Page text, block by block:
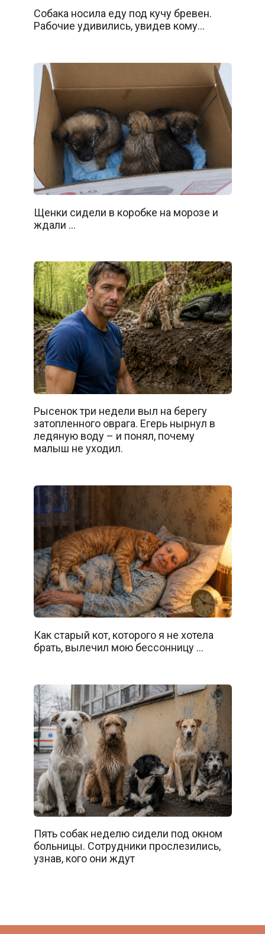
Собака носила еду под кучу бревен.
Рабочие удивились, увидев кому…
Щенки сидели в коробке на морозе и
ждали …
Рысенок три недели выл на берегу
затопленного оврага. Егерь нырнул в
ледяную воду – и понял, почему
малыш не уходил.
Как старый кот, которого я не хотела
брать, вылечил мою бессонницу …
Пять собак неделю сидели под окном
больницы. Сотрудники прослезились,
узнав, кого они ждут